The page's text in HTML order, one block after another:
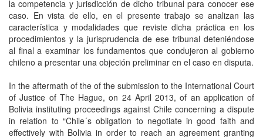
la competencia y jurisdicción de dicho tribunal para conocer ese
caso. En vista de ello, en el presente trabajo se analizan las
característica y modalidades que reviste dicha práctica en los
procedimientos y la jurisprudencia de ese tribunal deteniéndose
al final a examinar los fundamentos que condujeron al gobierno
chileno a presentar una objeción preliminar en el caso en disputa.
In the aftermath of the of the submission to the International Court
of Justice of The Hague, on 24 April 2013, of an application of
Bolivia instituting proceedings against Chile concerning a dispute
in relation to “Chile´s obligation to negotiate in good faith and
effectively with Bolivia in order to reach an agreement granting